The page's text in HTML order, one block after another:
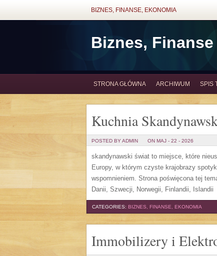
BIZNES, FINANSE, EKONOMIA
Biznes, Finanse
STRONA GŁÓWNA ARCHIWUM SPIS
Kuchnia
POSTED BY ADMIN ON MAJ - 22 - 2026
skandynawski świat to miejsce, które
Europy, w którym czyste krajobrazy
wspomnieniem. Strona poświęcona tej
Danii, Szwecji, Norwegii, Finlandii, Islandii
CATEGORIES: BIZNES, FINANSE, EKONOMIA
Immobilizery i